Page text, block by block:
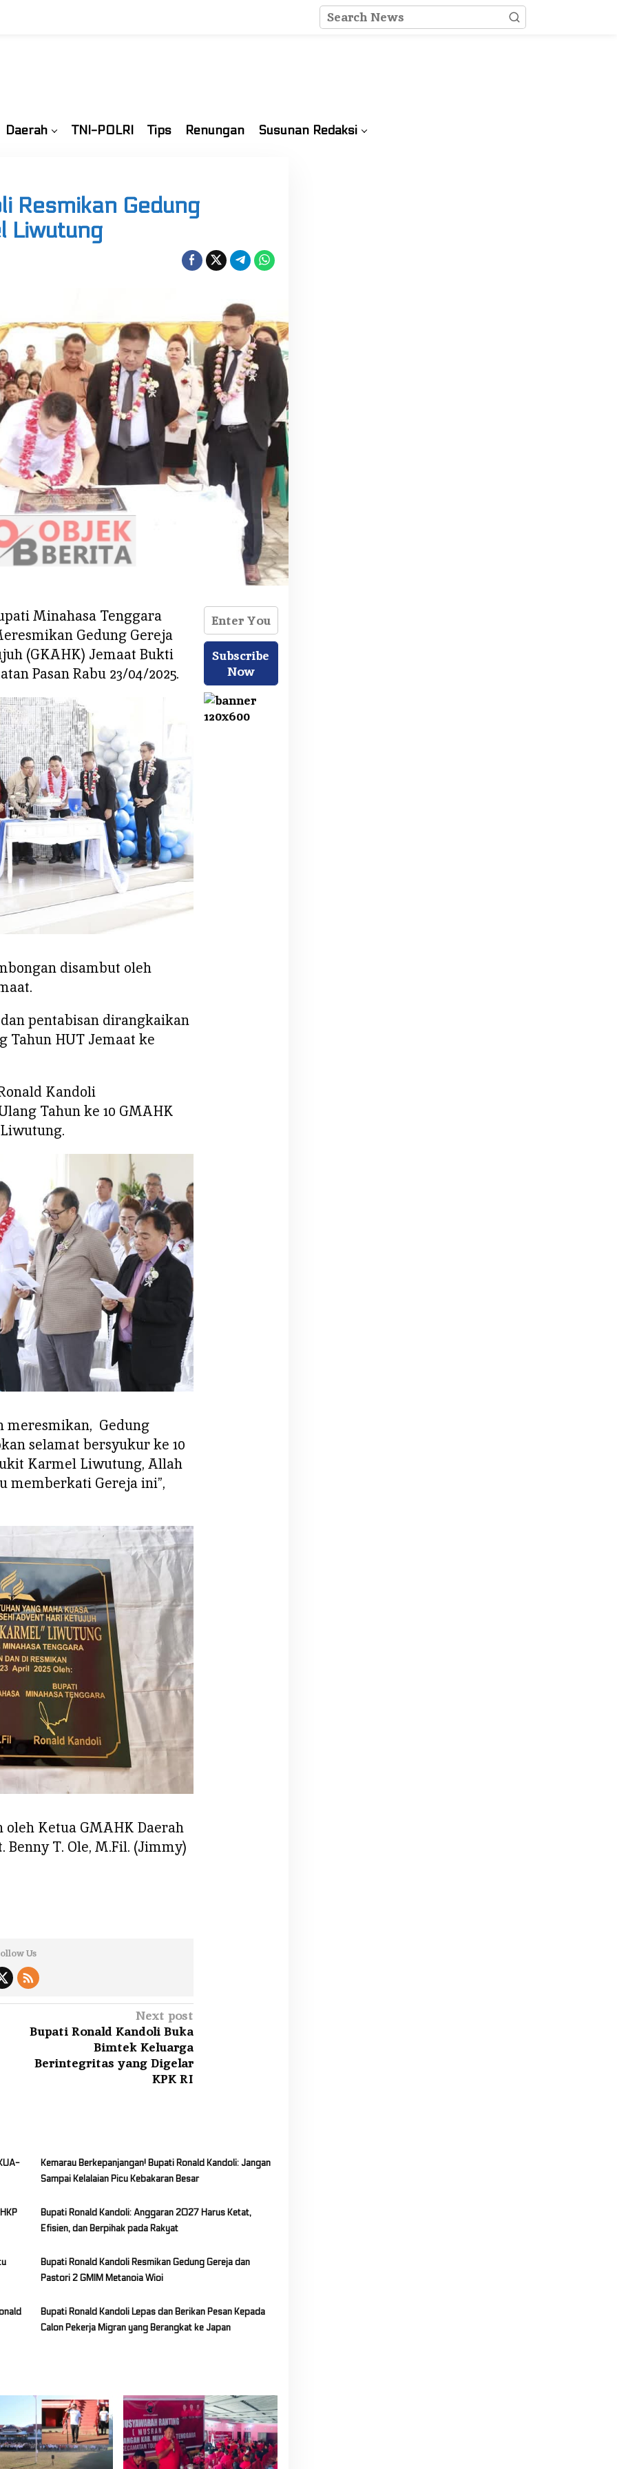
Daerah TNI-POLRI Tips Renungan Susunan Redaksi
Resmikan Gedung
Liwutung
Minahasa Tenggara
Gedung Gereja
(GKAHK) Jemaat Bukti
Pasan Rabu 23/04/2025.
disambut oleh
pentabisan dirangkaikan
Tahun HUT Jemaat ke
Kandoli
Tahun ke 10 GMAHK
meresmikan, Gedung
selamat bersyukur ke 10
Karmel Liwutung, Allah
memberkati Gereja ini”,
Ketua GMAHK Daerah
Benny T. Ole, M.Fil. (Jimmy)
Us
Next post
Bupati Ronald Kandoli Buka
Bimtek Keluarga
Berintegritas yang Digelar
KPK RI
Kemarau Berkepanjangan! Bupati Ronald Kandoli: Jangan
Bupati Ronald Kandoli: Anggaran 2027 Harus Ketat,
Efisien, dan Berpihak pada Rakyat
Bupati Ronald Kandoli Resmikan Gedung Gereja dan
Pastori 2 GMIM Metanoia Wioi
Bupati Ronald Kandoli Lepas dan Berikan Pesan Kepada
Calon Pekerja Migran yang Berangkat ke Japan